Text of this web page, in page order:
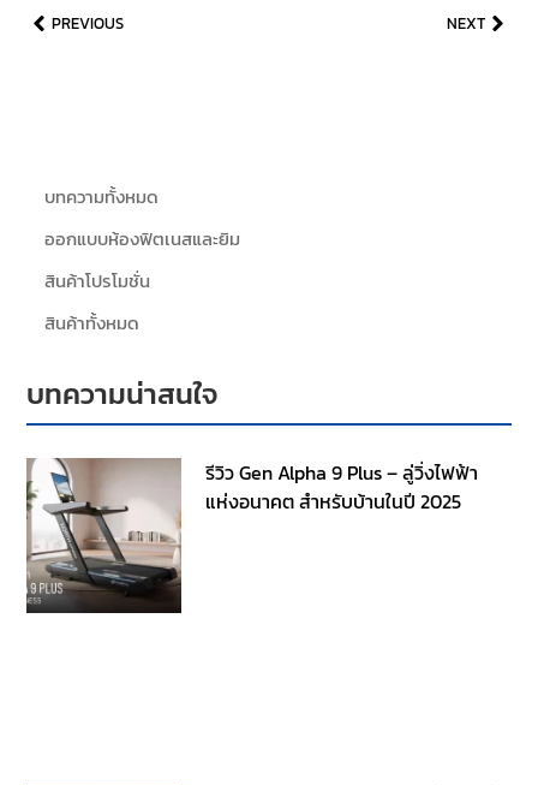
PREVIOUS NEXT
บทความทั้งหมด
ออกแบบห้องฟิตเนสและยิม
สินค้าโปรโมชั่น
สินค้าทั้งหมด
บทความน่าสนใจ
รีวิว Gen Alpha 9 Plus – ลู่วิ่งไฟฟ้า
แห่งอนาคต สำหรับบ้านในปี 2025